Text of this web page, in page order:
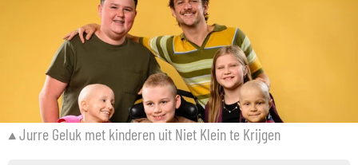
Jurre Geluk met kinderen uit Niet Klein te Krijgen